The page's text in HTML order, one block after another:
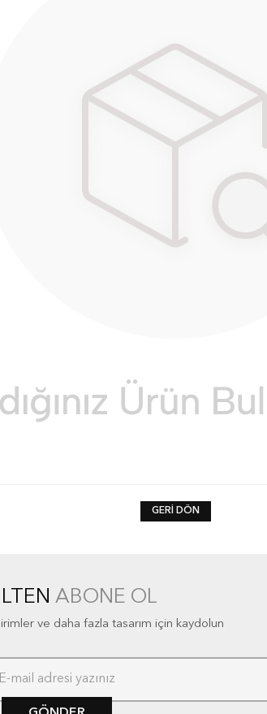
GERI DÖN
ABONE OL
ve daha fazla tasarım için kaydolun